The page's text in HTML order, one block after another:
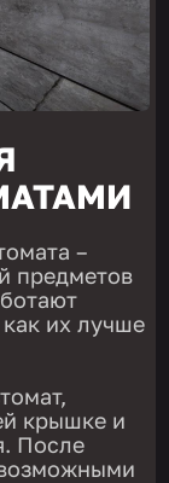
–
предметов
их лучше
крышке и
После